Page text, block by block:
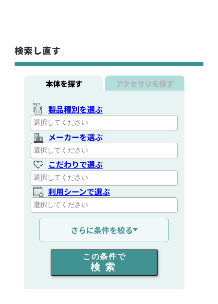
検索し直す
本体を探す アクセサリを探す
製品種別を選ぶ
メーカーを選ぶ
こだわりで選ぶ
利用シーンで選ぶ
通信距離を選ぶ
出力を選ぶ
同時通話人数を選ぶ
さらに条件を絞る
この条件で
検索